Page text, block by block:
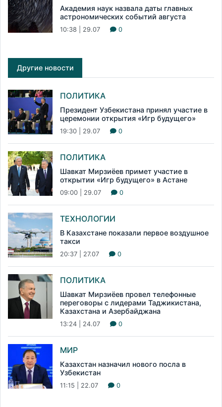
Академия наук назвала даты главных
астрономических событий августа
10:38 | 29.07 0
Другие новости
ПОЛИТИКА
Президент Узбекистана принял участие в
церемонии открытия «Игр будущего»
19:30 | 29.07 0
ПОЛИТИКА
Шавкат Мирзиёев примет участие в
открытии «Игр будущего» в Астане
09:00 | 29.07 0
ТЕХНОЛОГИИ
В Казахстане показали первое воздушное
такси
20:37 | 27.07 0
ПОЛИТИКА
Шавкат Мирзиёев провел телефонные
переговоры с лидерами Таджикистана,
Казахстана и Азербайджана
13:24 | 24.07 0
МИР
Казахстан назначил нового посла в
Узбекистан
11:15 | 22.07 0